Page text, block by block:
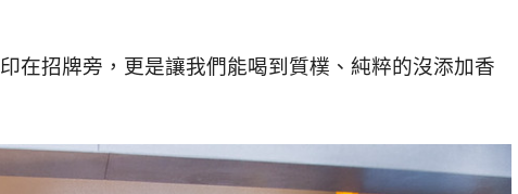
印在招牌旁， 更是讓我們能喝到質樸、 純粹的沒添加香